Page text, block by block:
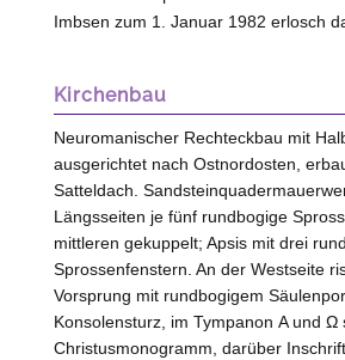
Imbsen zum 1. Januar 1982 erlosch
Kirchenbau
Neuromanischer Rechteckbau mit
ausgerichtet nach Ostnordosten,
Satteldach.
Längsseiten je fünf rundbogige
mittleren gekuppelt; Apsis mit drei
Sprossenfenstern. An der Westseite
Vorsprung mit rundbogigem
Konsolensturz, im Tympanon Α und Ω
Christusmonogramm, darüber